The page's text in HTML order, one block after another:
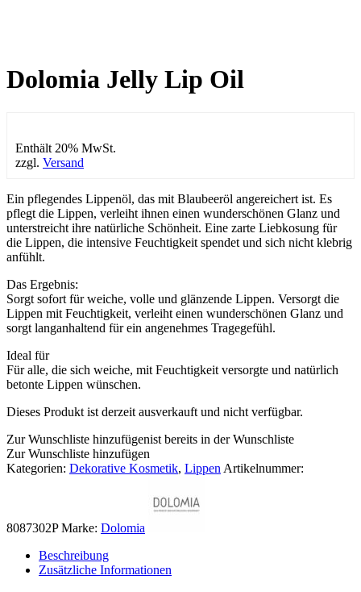
Dolomia Jelly Lip Oil
Enthält 20% MwSt.
zzgl. Versand
Ein pflegendes Lippenöl, das mit Blaubeeröl angereichert ist. Es
pflegt die Lippen, verleiht ihnen einen wunderschönen Glanz und
unterstreicht ihre natürliche Schönheit. Eine zarte Liebkosung für
die Lippen, die intensive Feuchtigkeit spendet und sich nicht klebrig
anfühlt.
Das Ergebnis:
Sorgt sofort für weiche, volle und glänzende Lippen. Versorgt die
Lippen mit Feuchtigkeit, verleiht einen wunderschönen Glanz und
sorgt langanhaltend für ein angenehmes Tragegefühl.
Ideal für
​Für alle, die sich weiche, mit Feuchtigkeit versorgte und natürlich
betonte Lippen wünschen.
Dieses Produkt ist derzeit ausverkauft und nicht verfügbar.
Zur Wunschliste hinzufügenist bereits in der Wunschliste
Zur Wunschliste hinzufügen
Kategorien: Dekorative Kosmetik, Lippen Artikelnummer:
8087302P Marke: Dolomia
Beschreibung
Zusätzliche Informationen